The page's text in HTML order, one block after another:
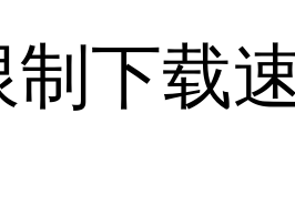
制下载